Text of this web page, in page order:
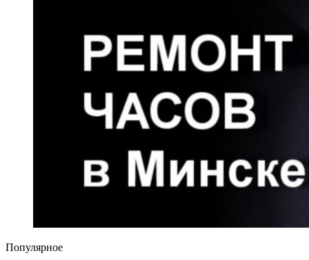
Популярное